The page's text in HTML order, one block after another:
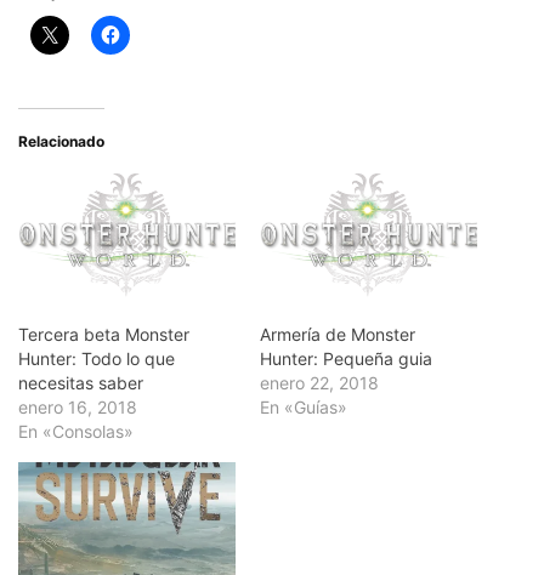
Relacionado
Tercera beta Monster
Hunter: Todo lo que
necesitas saber
enero 16, 2018
En «Consolas»
Armería de Monster
Hunter: Pequeña guia
enero 22, 2018
En «Guías»